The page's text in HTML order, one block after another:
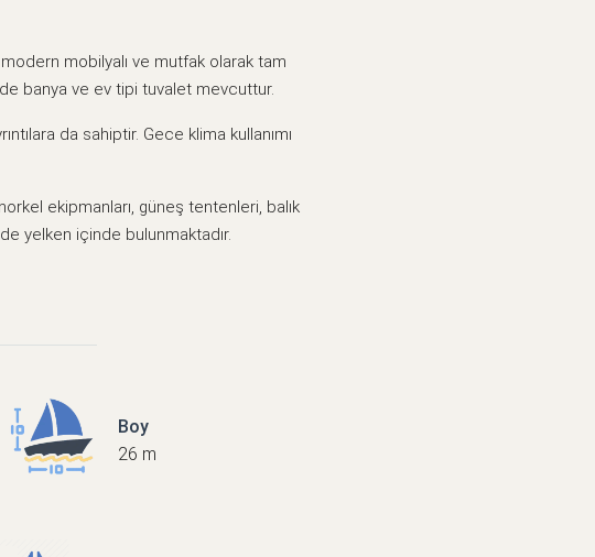
modern mobilyalı ve mutfak olarak tam
banya ve ev tipi tuvalet mevcuttur.
da sahiptir. Gece klima kullanımı
ekipmanları, güneş tentenleri, balık
yelken içinde bulunmaktadır.
Boy
26 m